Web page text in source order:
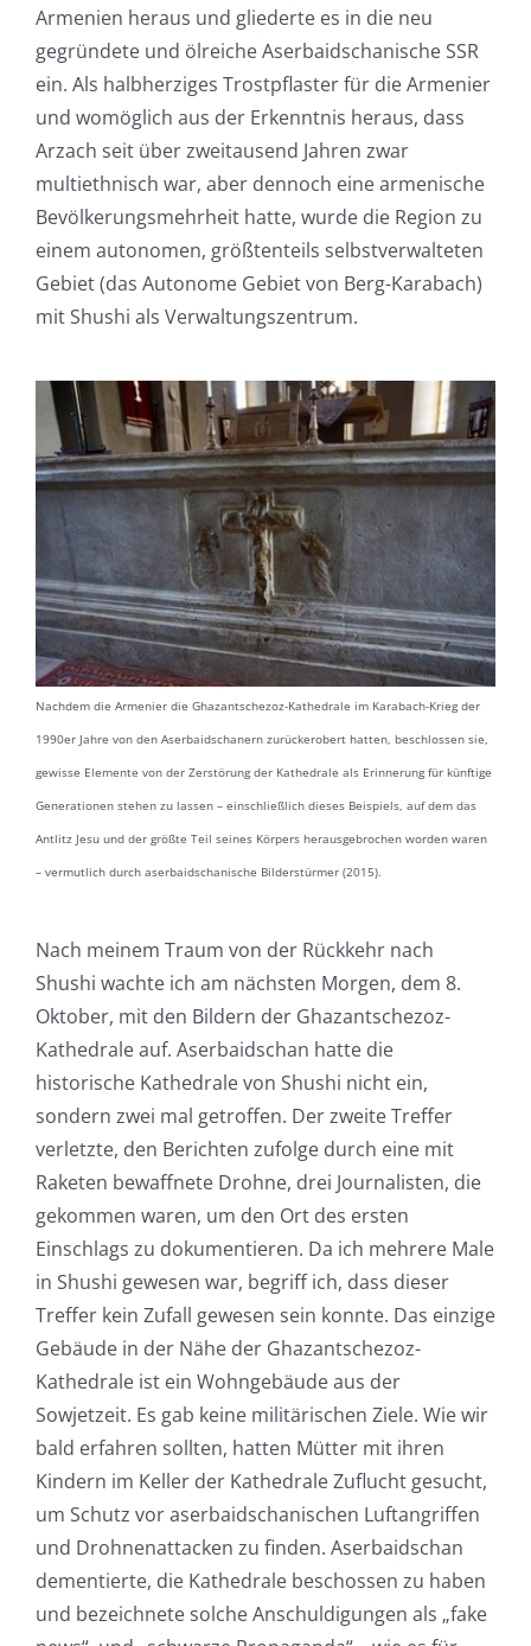
Armenien heraus und gliederte es in die neu
gegründete und ölreiche Aserbaidschanische SSR
ein. Als halbherziges Trostpflaster für die Armenier
und womöglich aus der Erkenntnis heraus, dass
Arzach seit über zweitausend Jahren zwar
multiethnisch war, aber dennoch eine armenische
Bevölkerungsmehrheit hatte, wurde die Region zu
einem autonomen, größtenteils selbstverwalteten
Gebiet (das Autonome Gebiet von Berg-Karabach)
mit Shushi als Verwaltungszentrum.
Nachdem die Armenier die Ghazantschezoz-Kathedrale im Karabach-Krieg der
1990er Jahre von den Aserbaidschanern zurückerobert hatten, beschlossen sie,
gewisse Elemente von der Zerstörung der Kathedrale als Erinnerung für künftige
Generationen stehen zu lassen – einschließlich dieses Beispiels, auf dem das
Antlitz Jesu und der größte Teil seines Körpers herausgebrochen worden waren
– vermutlich durch aserbaidschanische Bilderstürmer (2015).
Nach meinem Traum von der Rückkehr nach
Shushi wachte ich am nächsten Morgen, dem 8.
Oktober, mit den Bildern der Ghazantschezoz-
Kathedrale auf. Aserbaidschan hatte die
historische Kathedrale von Shushi nicht ein,
sondern zwei mal getroffen. Der zweite Treffer
verletzte, den Berichten zufolge durch eine mit
Raketen bewaffnete Drohne, drei Journalisten, die
gekommen waren, um den Ort des ersten
Einschlags zu dokumentieren. Da ich mehrere Male
in Shushi gewesen war, begriff ich, dass dieser
Treffer kein Zufall gewesen sein konnte. Das einzige
Gebäude in der Nähe der Ghazantschezoz-
Kathedrale ist ein Wohngebäude aus der
Sowjetzeit. Es gab keine militärischen Ziele. Wie wir
bald erfahren sollten, hatten Mütter mit ihren
Kindern im Keller der Kathedrale Zuflucht gesucht,
um Schutz vor aserbaidschanischen Luftangriffen
und Drohnenattacken zu finden. Aserbaidschan
dementierte, die Kathedrale beschossen zu haben
und bezeichnete solche Anschuldigungen als „fake